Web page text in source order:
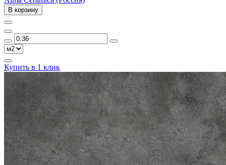
В корзину
Купить в 1 клик